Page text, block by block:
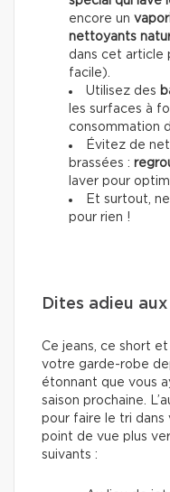
encore un
nettoyants
dans cet article
facile).
Utilisez des
les surfaces à
consommation
Évitez de
brassées :
laver pour
Et surtout,
pour rien !
Dites adieu
Ce jeans, ce short
votre garde-robe
étonnant que vous
saison prochaine.
pour faire le tri dans
point de vue plus
suivants :